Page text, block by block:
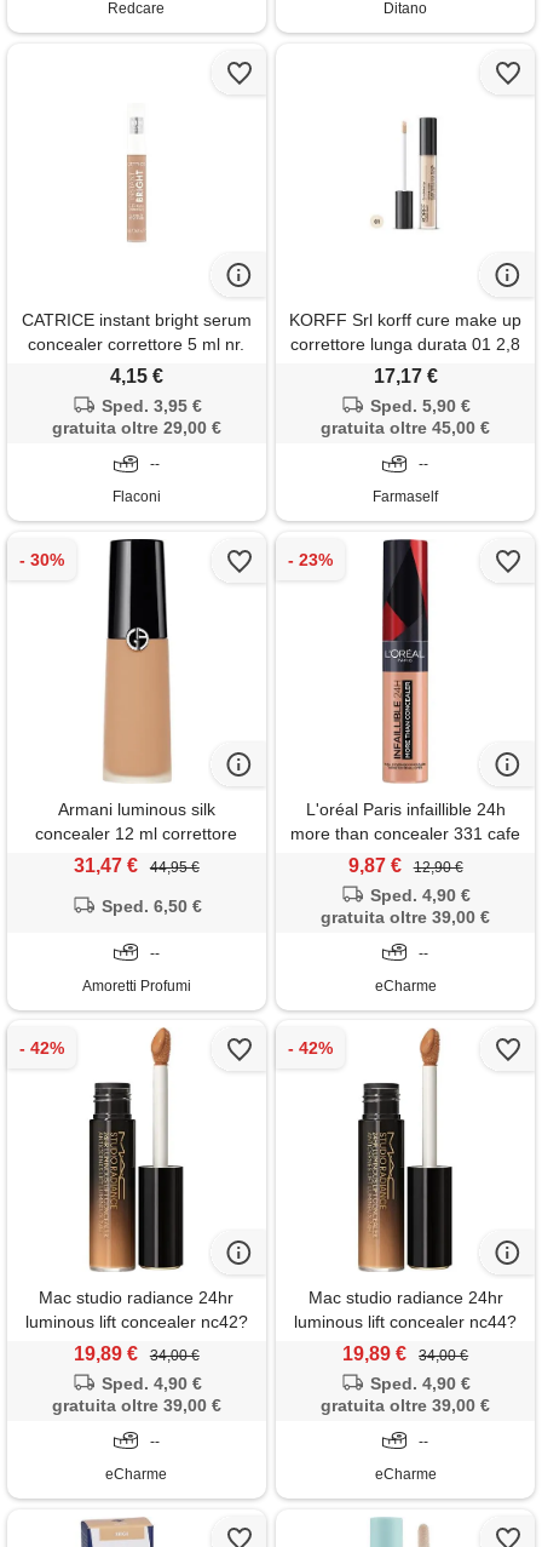
Redcare
Ditano
CATRICE instant bright serum
concealer correttore 5 ml nr.
018c
4,15 €
Sped. 3,95 €
gratuita oltre 29,00 €
--
Flaconi
KORFF Srl korff cure make up
correttore lunga durata 01 2,8
ml
17,17 €
Sped. 5,90 €
gratuita oltre 45,00 €
--
Farmaself
Armani luminous silk
concealer 12 ml correttore
dalla coprenza media e
luminoso 6.5 lusc
31,47 € 44,95 €
Sped. 6,50 €
--
Amoretti Profumi
L'oréal Paris infaillible 24h
more than concealer 331 cafe
au lait correttore naturale
waterproof 11 ml fluido
9,87 € 12,90 €
Sped. 4,90 €
gratuita oltre 39,00 €
--
eCharme
Mac studio radiance 24hr
luminous lift concealer nc42?
Correttore effetto lifting 11 ml
19,89 € 34,00 €
Sped. 4,90 €
gratuita oltre 39,00 €
--
eCharme
Mac studio radiance 24hr
luminous lift concealer nc44?
Correttore effetto lifting 11 ml
19,89 € 34,00 €
Sped. 4,90 €
gratuita oltre 39,00 €
--
eCharme